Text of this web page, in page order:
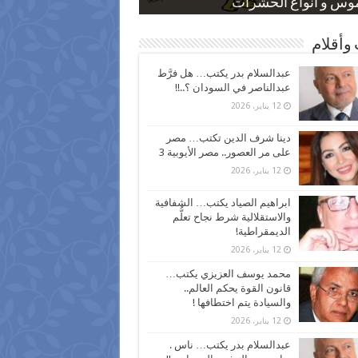
و أنواع الحشرات
بعد ارتفاع الأسعار
نسبة الطلاق في مصر
كاركاتيرية
كاركاتيرية
وأقلام
عبدالسلام بدر يكتب… هل فرَّط
عبدالناصر في السودان ؟..!!
12 يناير، 2026
دينا شرف الدين تكتب… مصر
على مر العصور.. مصر الأيوبية 3
12 يناير، 2026
ابراهيم الصياد يكتب… الشفافية
والاستقلالية شرط نجاح تعلُّم
الديمقراطية!
12 يناير، 2026
محمد يوسف العزيزي يكتب…
قانون القوة يحكم العالم..
والسيادة يتم اختطافها !
12 يناير، 2026
عبدالسلام بدر يكتب… ناس .